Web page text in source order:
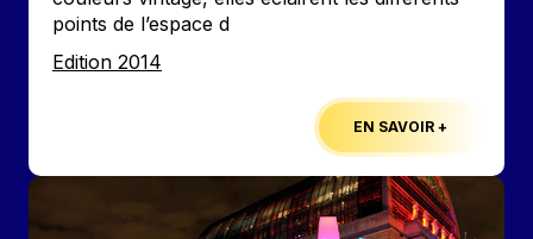
points de l’espace d
Edition
Edition 2014
EN SAVOIR +
Image